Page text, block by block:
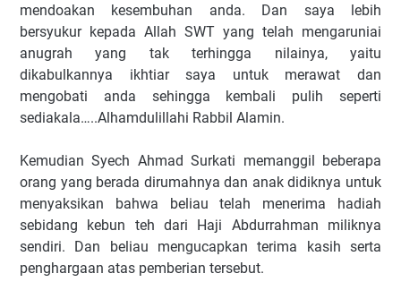
mendoakan kesembuhan anda. Dan saya lebih
bersyukur kepada Allah SWT yang telah mengaruniai
anugrah yang tak terhingga nilainya, yaitu
dikabulkannya ikhtiar saya untuk merawat dan
mengobati anda sehingga kembali pulih seperti
sediakala…..Alhamdulillahi Rabbil Alamin.
Kemudian Syech Ahmad Surkati memanggil beberapa
orang yang berada dirumahnya dan anak didiknya untuk
menyaksikan bahwa beliau telah menerima hadiah
sebidang kebun teh dari Haji Abdurrahman miliknya
sendiri. Dan beliau mengucapkan terima kasih serta
penghargaan atas pemberian tersebut.